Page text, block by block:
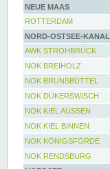
NEUE MAAS
ROTTERDAM
NORD-OSTSEE-KANAL
AWK STROHBRÜCK
NOK BREIHOLZ
NOK BRUNSBÜTTEL
NOK DÜKERSWISCH
NOK KIEL AUSSEN
NOK KIEL BINNEN
NOK KÖNIGSFÖRDE
NOK RENDSBURG